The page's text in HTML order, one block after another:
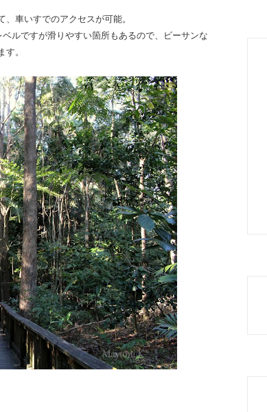
車いすでのアクセスが可能。
ルですが滑りやすい箇所もあるので、ビーサンな
。